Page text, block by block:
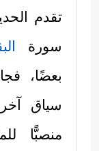
تقدم
سورة
بعضًا،
سياق
منصبًّا